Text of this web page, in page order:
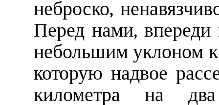
неброско,
Перед нами, впереди
небольшим уклоном к
которую надвое
километра на два